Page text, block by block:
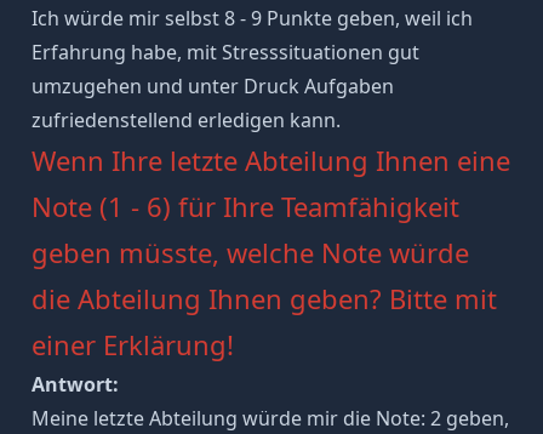
Ich würde mir selbst 8 - 9 Punkte geben, weil ich
Erfahrung habe, mit Stresssituationen gut
umzugehen und unter Druck Aufgaben
zufriedenstellend erledigen kann.
Wenn Ihre letzte Abteilung Ihnen eine
Note (1 - 6) für Ihre Teamfähigkeit
geben müsste, welche Note würde
die Abteilung Ihnen geben? Bitte mit
einer Erklärung!
Antwort:
Meine letzte Abteilung würde mir die Note: 2 geben,